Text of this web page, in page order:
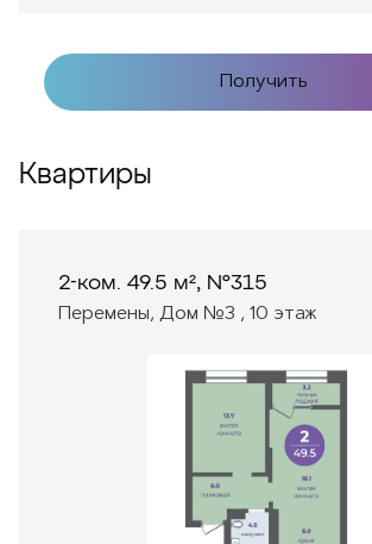
Получить
Квартиры
2-ком. 49.5 м², №315
Перемены, Дом №3 , 10 этаж